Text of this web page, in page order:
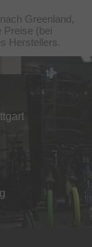
Greenland,
Preise (bei
Herstellers.